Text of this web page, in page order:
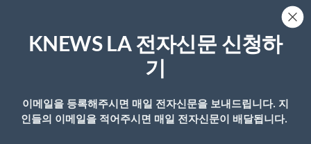
v=RthrRztY7tc&t=6s
- Copyright © KNEWSLA.COM, 무단 전재 및 재배포 금지
KNEWS LA 전자신문 신청하
기
이메일을 등록해주시면 매일 전자신문을 보내드립니다. 지
인들의 이메일을 적어주시면 매일 전자신문이 배달됩니다.